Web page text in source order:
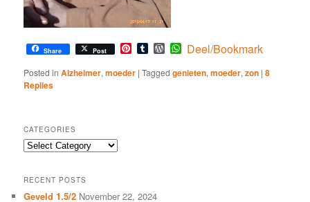
Share Post Pinterest
TumblrWordPress
WhatsApp
Deel/Bookmark
Posted in Alzheimer,moeder |Tagged genieten,moeder,zon |8
Replies
CATEGORIES
Categories
RECENT POSTS
Geveld 1.5/2 November 22, 2024